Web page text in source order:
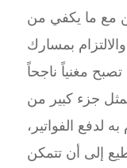
مع ما يكفي من
بمسارك
مغنياً ناجحاً
جزء كبير من
لدفع الفواتير،
إلى أن تتمكن